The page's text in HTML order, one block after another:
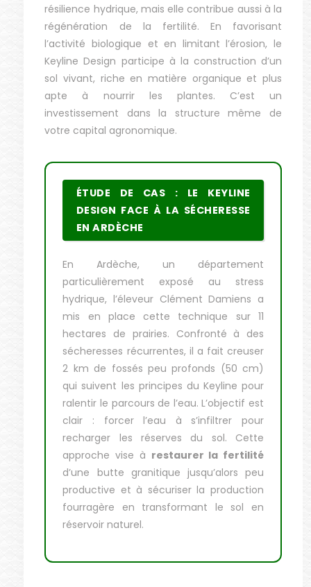
résilience hydrique, mais elle contribue aussi à la
régénération de la fertilité. En favorisant
l’activité biologique et en limitant l’érosion, le
Keyline Design participe à la construction d’un
sol vivant, riche en matière organique et plus
apte à nourrir les plantes. C’est un
investissement dans la structure même de
votre capital agronomique.
ÉTUDE DE CAS : LE KEYLINE
DESIGN FACE À LA SÉCHERESSE
EN ARDÈCHE
En Ardèche, un département
particulièrement exposé au stress
hydrique, l’éleveur Clément Damiens a
mis en place cette technique sur 11
hectares de prairies. Confronté à des
sécheresses récurrentes, il a fait creuser
2 km de fossés peu profonds (50 cm)
qui suivent les principes du Keyline pour
ralentir le parcours de l’eau. L’objectif est
clair : forcer l’eau à s’infiltrer pour
recharger les réserves du sol. Cette
approche vise à restaurer la fertilité
d’une butte granitique jusqu’alors peu
productive et à sécuriser la production
fourragère en transformant le sol en
réservoir naturel.